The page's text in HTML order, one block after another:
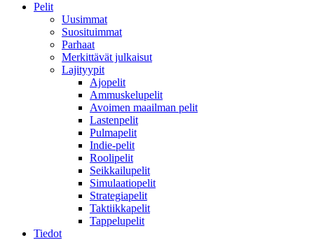
Pelit
Uusimmat
Suosituimmat
Parhaat
Merkittävät julkaisut
Lajityypit
Ajopelit
Ammuskelupelit
Avoimen maailman pelit
Lastenpelit
Pulmapelit
Indie-pelit
Roolipelit
Seikkailupelit
Simulaatiopelit
Strategiapelit
Taktiikkapelit
Tappelupelit
Tiedot